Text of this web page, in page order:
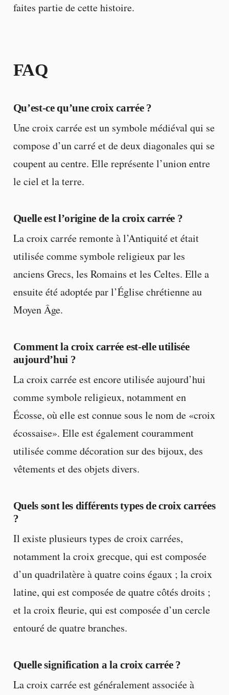
faites partie de cette histoire.
FAQ
Qu’est-ce qu’une croix carrée ?
Une croix carrée est un symbole médiéval qui se
compose d’un carré et de deux diagonales qui se
coupent au centre. Elle représente l’union entre
le ciel et la terre.
Quelle est l’origine de la croix carrée ?
La croix carrée remonte à l’Antiquité et était
utilisée comme symbole religieux par les
anciens Grecs, les Romains et les Celtes. Elle a
ensuite été adoptée par l’Église chrétienne au
Moyen Âge.
Comment la croix carrée est-elle utilisée
aujourd’hui ?
La croix carrée est encore utilisée aujourd’hui
comme symbole religieux, notamment en
Écosse, où elle est connue sous le nom de «croix
écossaise». Elle est également couramment
utilisée comme décoration sur des bijoux, des
vêtements et des objets divers.
Quels sont les différents types de croix carrées
?
Il existe plusieurs types de croix carrées,
notamment la croix grecque, qui est composée
d’un quadrilatère à quatre coins égaux ; la croix
latine, qui est composée de quatre côtés droits ;
et la croix fleurie, qui est composée d’un cercle
entouré de quatre branches.
Quelle signification a la croix carrée ?
La croix carrée est généralement associée à